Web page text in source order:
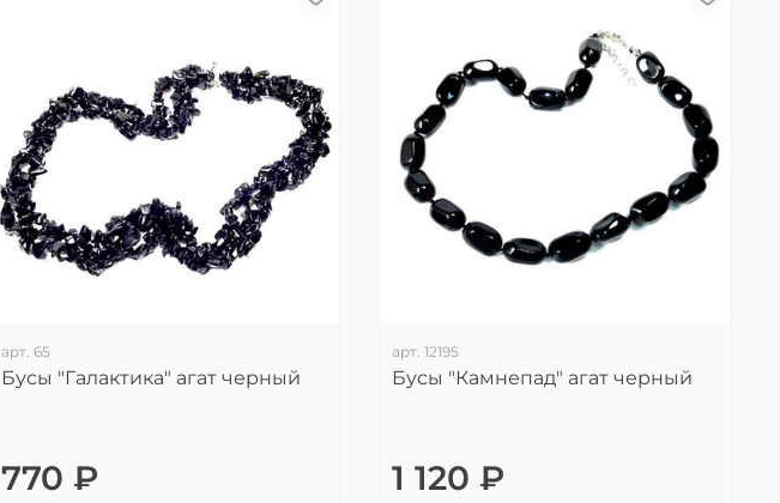
арт. 65
Бусы "Галактика" агат черный
770 ₽
арт.12195
Бусы "Камнепад" агат черный
1 120 ₽